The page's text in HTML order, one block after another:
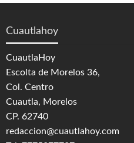
Cuautlahoy
CuautlaHoy
Escolta de Morelos 36,
Col. Centro
Cuautla, Morelos
CP. 62740
redaccion@cuautlahoy.com